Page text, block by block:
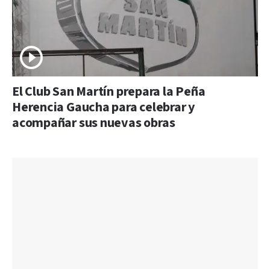
El Club San Martín prepara la Peña
Herencia Gaucha para celebrar y
acompañar sus nuevas obras